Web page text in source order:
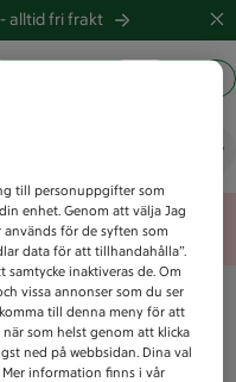
alltid fri frakt
till personuppgifter som
enhet. Genom att välja Jag
för de syften som
data för att tillhandahålla”.
inaktiveras de. Om
vissa annonser som du ser
till denna meny för att
som helst genom att klicka
ned på webbsidan. Dina val
information finns i vår